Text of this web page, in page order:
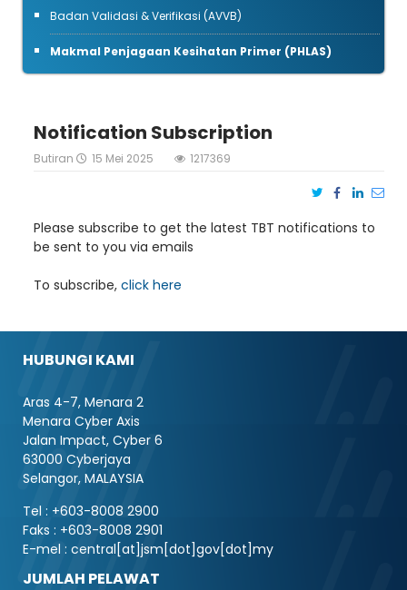
Badan Validasi & Verifikasi (AVVB)
Makmal Penjagaan Kesihatan Primer (PHLAS)
Notification Subscription
Butiran 15 Mei 2025 1217369
Please subscribe to get the latest TBT notifications to
be sent to you via emails
To subscribe, click here
HUBUNGI KAMI
Aras 4-7, Menara 2
Menara Cyber Axis
Jalan Impact, Cyber 6
63000 Cyberjaya
Selangor, MALAYSIA
Tel : +603-8008 2900
Faks : +603-8008 2901
E-mel : central[at]jsm[dot]gov[dot]my
JUMLAH PELAWAT